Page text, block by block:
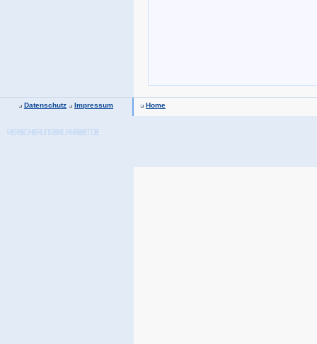
Datenschutz Impressum Home